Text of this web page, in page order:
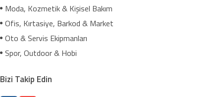
Moda, Kozmetik & Kişisel Bakım
Ofis, Kırtasiye, Barkod & Market
Oto & Servis Ekipmanları
Spor, Outdoor & Hobi
Bizi Takip Edin